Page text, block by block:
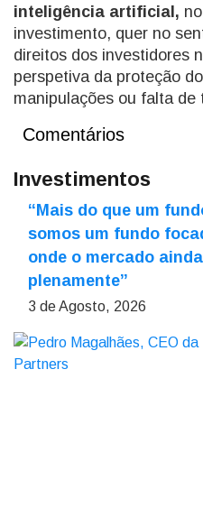
inteligência artificial,
investimento, quer no
direitos dos investidores
perspetiva da proteção
manipulações ou falta de
Comentários
Investimentos
“Mais do que um
somos um fundo
onde o mercado
plenamente”
3 de Agosto, 2026